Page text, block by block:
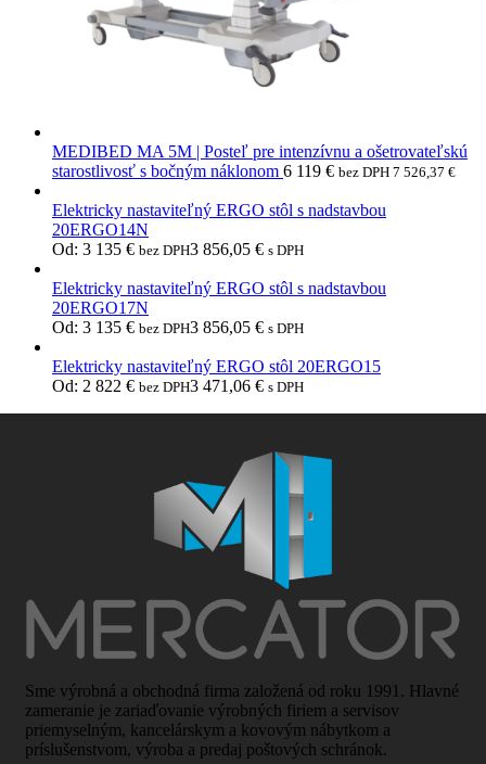
MEDIBED MA 5M | Posteľ pre intenzívnu a ošetrovateľskú
starostlivosť s bočným náklonom 6 119 € bez DPH 7 526,37 €
Elektricky nastaviteľný ERGO stôl s nadstavbou
20ERGO14N
Od: 3 135 € bez DPH3 856,05 € s DPH
Elektricky nastaviteľný ERGO stôl s nadstavbou
20ERGO17N
Od: 3 135 € bez DPH3 856,05 € s DPH
Elektricky nastaviteľný ERGO stôl 20ERGO15
Od: 2 822 € bez DPH3 471,06 € s DPH
Sme výrobná a obchodná firma založená od roku 1991. Hlavné
zameranie je zariaďovanie výrobných firiem a servisov
priemyselným, kancelárskym a kovovým nábytkom a
príslušenstvom, výroba a predaj poštových schránok.